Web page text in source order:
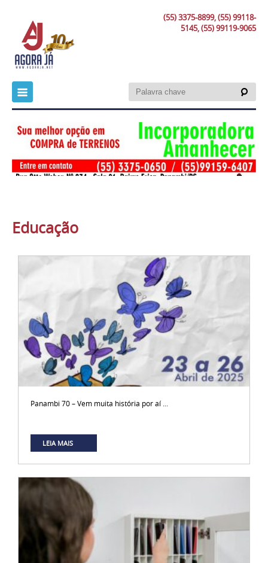
(55) 3375-8899, (55) 99118-
5145, (55) 99119-9065
Educação
Panambi 70 – Vem muita história por aí ...
LEIA MAIS